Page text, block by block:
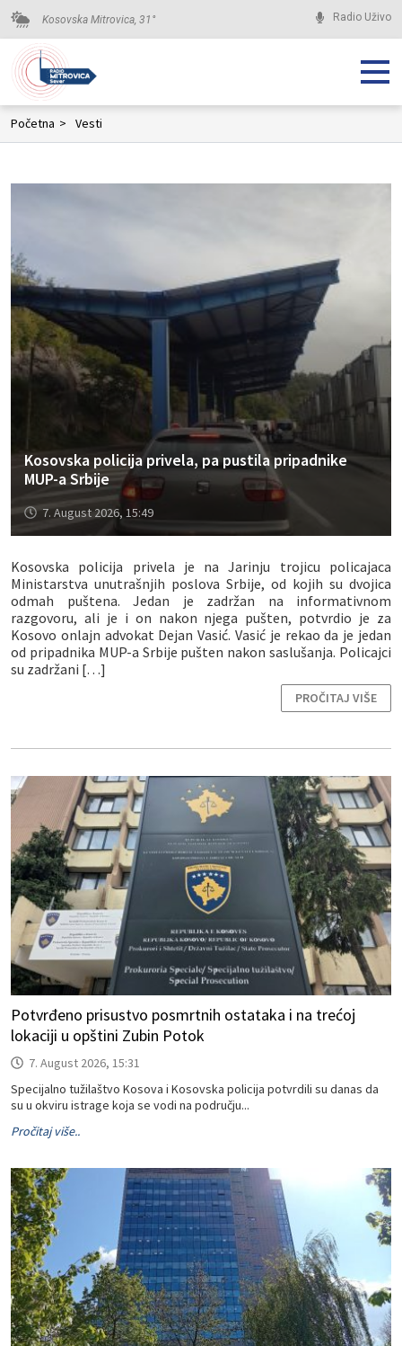
Kosovska Mitrovica, 31 ° Radio Uživo
Početna > Vesti
Kosovska policija privela, pa pustila pripadnike
MUP-a Srbije
7. August 2026, 15:49
Kosovska policija privela je na Jarinju trojicu policajaca
Ministarstva unutrašnjih poslova Srbije, od kojih su dvojica
odmah puštena. Jedan je zadržan na informativnom
razgovoru, ali je i on nakon njega pušten, potvrdio je za
Kosovo onlajn advokat Dejan Vasić. Vasić je rekao da je jedan
od pripadnika MUP-a Srbije pušten nakon saslušanja. Policajci
su zadržani […]
PROČITAJ VIŠE
Potvrđeno prisustvo posmrtnih ostataka i na trećoj
lokaciji u opštini Zubin Potok
7. August 2026, 15:31
Specijalno tužilaštvo Kosova i Kosovska policija potvrdili su danas da
su u okviru istrage koja se vodi na području...
Pročitaj više..